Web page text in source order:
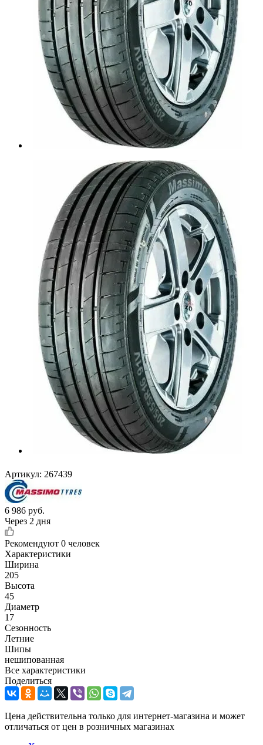
Артикул: 267439
6 986 руб.
Через 2 дня
Рекомендуют 0 человек
Характеристики
Ширина
205
Высота
45
Диаметр
17
Сезонность
Летние
Шипы
нешипованная
Все характеристики
Поделиться
Цена действительна только для интернет-магазина и может
отличаться от цен в розничных магазинах